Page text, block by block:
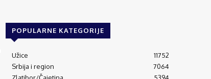
POPULARNE KATEGORIJE
Užice
11752
Srbija i region
7064
Zlatibor/Čajetina
5394